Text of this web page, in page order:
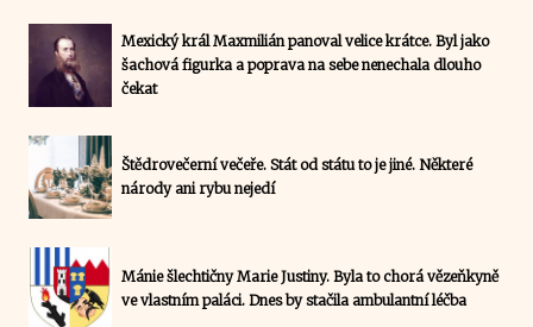
Mexický král Maxmilián panoval velice krátce. Byl jako
šachová figurka a poprava na sebe nenechala dlouho
čekat
Štědrovečerní večeře. Stát od státu to je jiné. Některé
národy ani rybu nejedí
Mánie šlechtičny Marie Justiny. Byla to chorá vězeňkyně
ve vlastním paláci. Dnes by stačila ambulantní léčba